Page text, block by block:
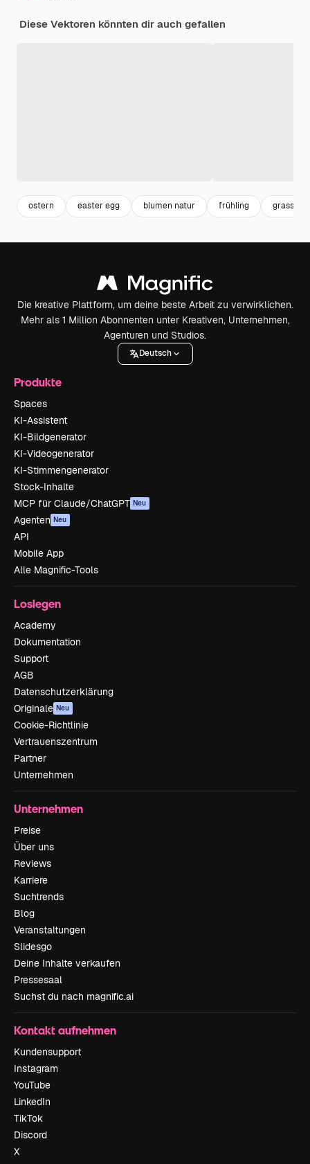
Diese Vektoren könnten dir auch gefallen
ostern easter egg blumen natur frühling grass
Die kreative Plattform, um deine beste Arbeit zu verwirklichen.
Mehr als 1 Million Abonnenten unter Kreativen, Unternehmen,
Agenturen und Studios.
Deutsch
Produkte
Spaces
KI-Assistent
KI-Bildgenerator
KI-Videogenerator
KI-Stimmengenerator
Stock-Inhalte
MCP für Claude/ChatGPT Neu
Agenten Neu
API
Mobile App
Alle Magnific-Tools
Loslegen
Academy
Dokumentation
Support
AGB
Datenschutzerklärung
Originale Neu
Cookie-Richtlinie
Vertrauenszentrum
Partner
Unternehmen
Unternehmen
Preise
Über uns
Reviews
Karriere
Suchtrends
Blog
Veranstaltungen
Slidesgo
Deine Inhalte verkaufen
Pressesaal
Suchst du nach magnific.ai
Kontakt aufnehmen
Kundensupport
Instagram
YouTube
LinkedIn
TikTok
Discord
X